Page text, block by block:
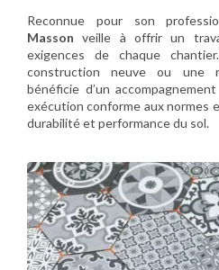
Reconnue pour son
Masson veille à offrir un
exigences de chaque
construction neuve ou une
bénéficie d’un
exécution conforme aux normes
durabilité et performance du sol.